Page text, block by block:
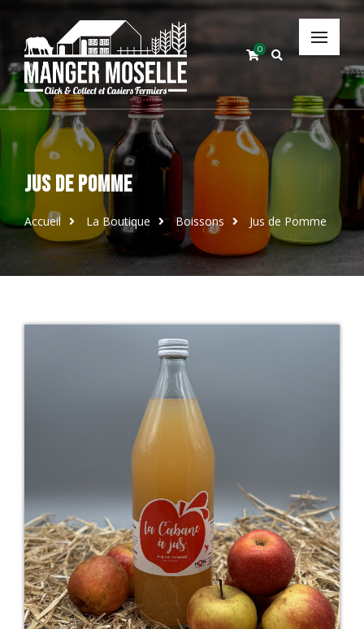
0
Jus de Pomme
Accueil La Boutique Boissons Jus de Pomme